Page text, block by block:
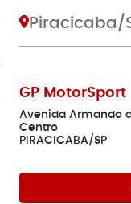
Piracicaba/
GP MotorSport
Avenida Armando
Centro
PIRACICABA/SP